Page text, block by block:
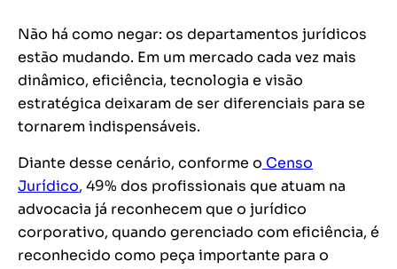
Não há como negar: os departamentos jurídicos
estão mudando. Em um mercado cada vez mais
dinâmico, eficiência, tecnologia e visão
estratégica deixaram de ser diferenciais para se
tornarem indispensáveis.
Diante desse cenário, conforme o Censo
Jurídico, 49% dos profissionais que atuam na
advocacia já reconhecem que o jurídico
corporativo, quando gerenciado com eficiência, é
reconhecido como peça importante para o